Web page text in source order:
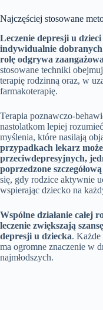
Najczęściej stosowane
Leczenie depresji u
indywidualnie
rolę odgrywa
stosowane techniki
terapię rodzinną oraz, w
farmakoterapię.
Terapia poznawczo-
nastolatkom lepiej
myślenia, które nasilają
przypadkach lekarz
przeciwdepresyjnych,
poprzedzone
się, gdy rodzice aktywnie
wspierając dziecko na
Wspólne działanie całej
leczenie zwiększają
depresji u dziecka. Każde
ma ogromne znaczenie w
najmłodszych.